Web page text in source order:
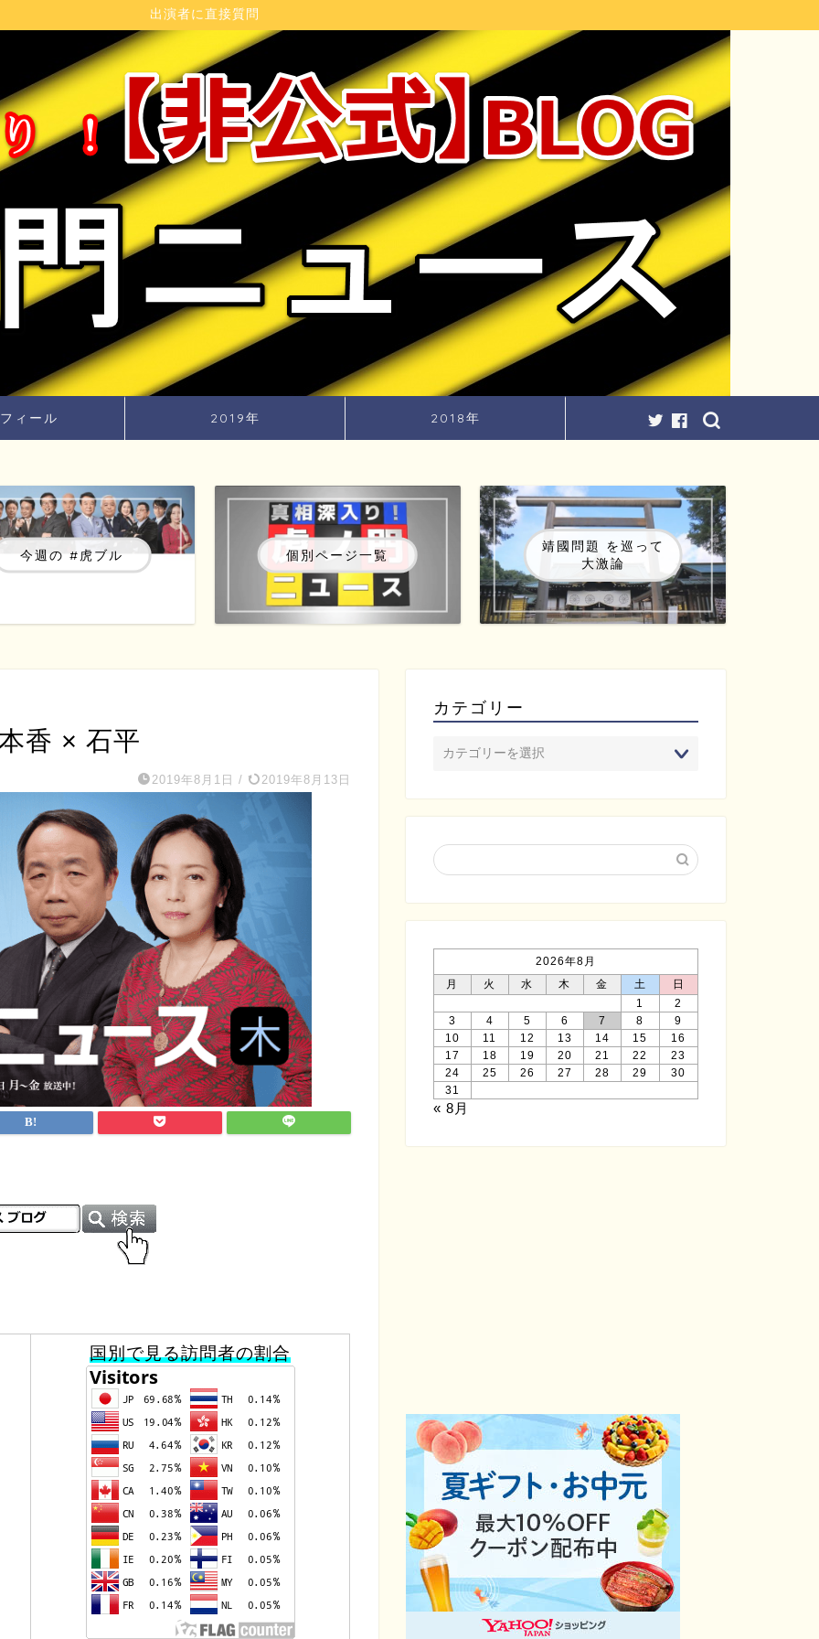
出演者に直接質問
ィール 2019年 2018年
今週の #虎ブル 個別ページ一覧
靖國問題 を巡って
大激論
香 × 石平
2019年8月1日 / 2019年8月13日
国別で見る訪問者の割合
カテゴリー
2026年8月
月
火 水 木 金 土
日
1
2
3
4 5 6 7 8
9
10
11 12 13 14 15
16
17
18 19 20 21 22
23
24
25 26 27 28 29
30
31
« 8月